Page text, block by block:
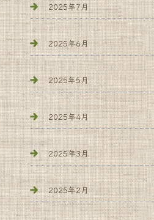
2025年7月
2025年6月
2025年5月
2025年4月
2025年3月
2025年2月